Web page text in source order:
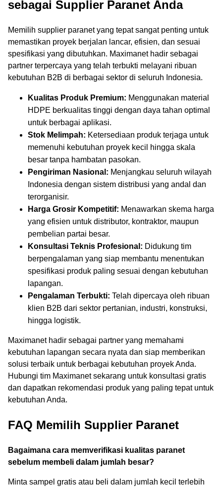
sebagai Supplier Paranet Anda
Memilih supplier paranet yang tepat sangat penting untuk
memastikan proyek berjalan lancar, efisien, dan sesuai
spesifikasi yang dibutuhkan. Maximanet hadir sebagai
partner terpercaya yang telah terbukti melayani ribuan
kebutuhan B2B di berbagai sektor di seluruh Indonesia.
Kualitas Produk Premium: Menggunakan material
HDPE berkualitas tinggi dengan daya tahan optimal
untuk berbagai aplikasi.
Stok Melimpah: Ketersediaan produk terjaga untuk
memenuhi kebutuhan proyek kecil hingga skala
besar tanpa hambatan pasokan.
Pengiriman Nasional: Menjangkau seluruh wilayah
Indonesia dengan sistem distribusi yang andal dan
terorganisir.
Harga Grosir Kompetitif: Menawarkan skema harga
yang efisien untuk distributor, kontraktor, maupun
pembelian partai besar.
Konsultasi Teknis Profesional: Didukung tim
berpengalaman yang siap membantu menentukan
spesifikasi produk paling sesuai dengan kebutuhan
lapangan.
Pengalaman Terbukti: Telah dipercaya oleh ribuan
klien B2B dari sektor pertanian, industri, konstruksi,
hingga logistik.
Maximanet hadir sebagai partner yang memahami
kebutuhan lapangan secara nyata dan siap memberikan
solusi terbaik untuk berbagai kebutuhan proyek Anda.
Hubungi tim Maximanet sekarang untuk konsultasi gratis
dan dapatkan rekomendasi produk yang paling tepat untuk
kebutuhan Anda.
FAQ Memilih Supplier Paranet
Bagaimana cara memverifikasi kualitas paranet
sebelum membeli dalam jumlah besar?
Minta sampel gratis atau beli dalam jumlah kecil terlebih